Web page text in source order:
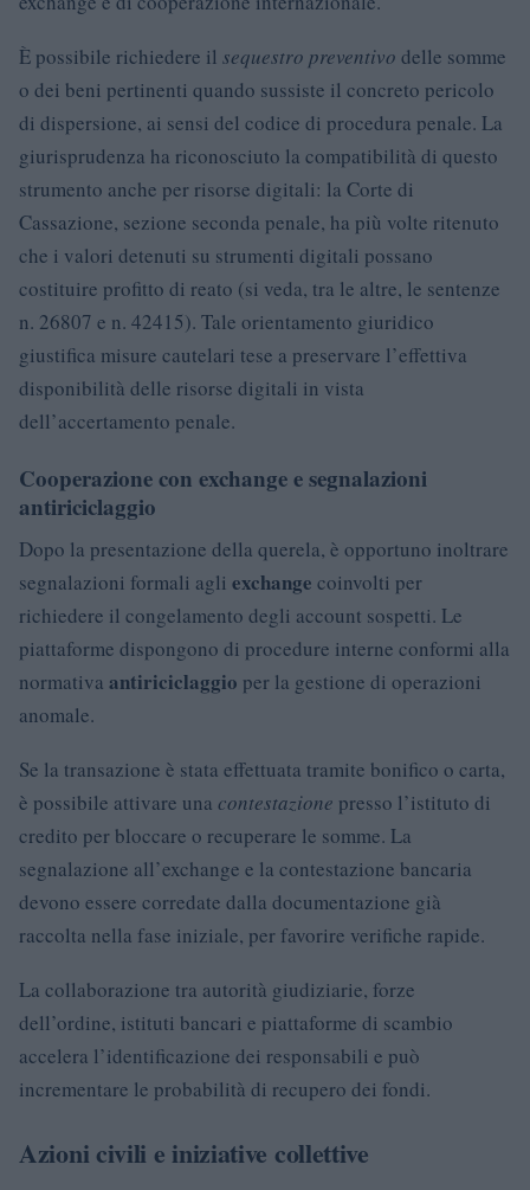
È possibile richiedere il sequestro preventivo delle somme
o dei beni pertinenti quando sussiste il concreto pericolo
di dispersione, ai sensi del codice di procedura penale. La
giurisprudenza ha riconosciuto la compatibilità di questo
strumento anche per risorse digitali: la Corte di
Cassazione, sezione seconda penale, ha più volte ritenuto
che i valori detenuti su strumenti digitali possano
costituire profitto di reato (si veda, tra le altre, le sentenze
n. 26807 e n. 42415). Tale orientamento giuridico
giustifica misure cautelari tese a preservare l’effettiva
disponibilità delle risorse digitali in vista
dell’accertamento penale.
Cooperazione con exchange e segnalazioni
antiriciclaggio
Dopo la presentazione della querela, è opportuno inoltrare
segnalazioni formali agli exchange coinvolti per
richiedere il congelamento degli account sospetti. Le
piattaforme dispongono di procedure interne conformi alla
normativa antiriciclaggio per la gestione di operazioni
anomale.
Se la transazione è stata effettuata tramite bonifico o carta,
è possibile attivare una contestazione presso l’istituto di
credito per bloccare o recuperare le somme. La
segnalazione all’exchange e la contestazione bancaria
devono essere corredate dalla documentazione già
raccolta nella fase iniziale, per favorire verifiche rapide.
La collaborazione tra autorità giudiziarie, forze
dell’ordine, istituti bancari e piattaforme di scambio
accelera l’identificazione dei responsabili e può
incrementare le probabilità di recupero dei fondi.
Azioni civili e iniziative collettive